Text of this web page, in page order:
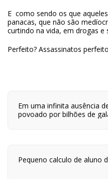
E como sendo os que
panacas, que não são
curtindo na vida, em drogas e
Perfeito? Assassinatos
Em uma infinita ausência
povoado por bilhões de
Pequeno calculo de aluno